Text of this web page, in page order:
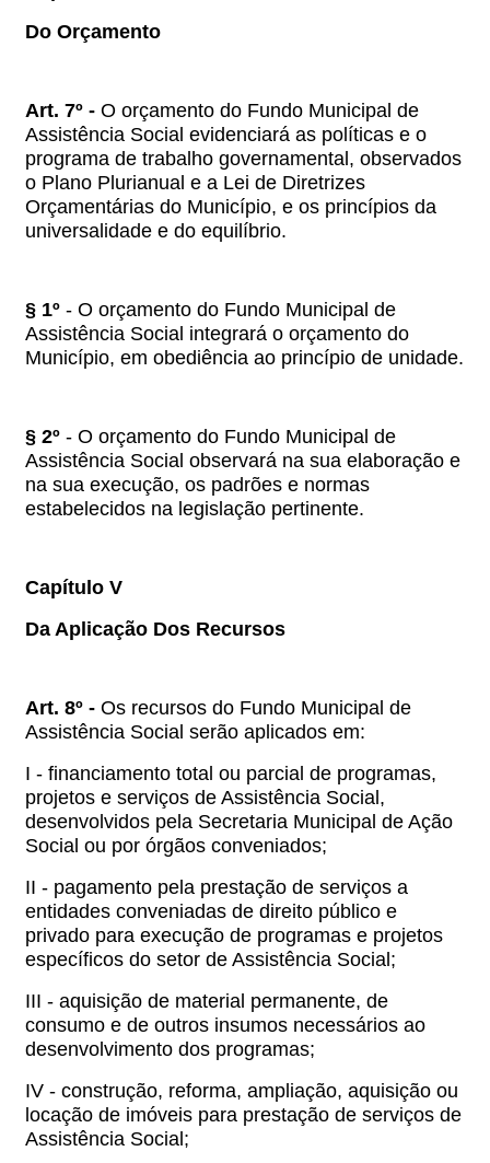
Do Orçamento
Art. 7º - O orçamento do Fundo Municipal de
Assistência Social evidenciará as políticas e o
programa de trabalho governamental, observados
o Plano Plurianual e a Lei de Diretrizes
Orçamentárias do Município, e os princípios da
universalidade e do equilíbrio.
§ 1º - O orçamento do Fundo Municipal de
Assistência Social integrará o orçamento do
Município, em obediência ao princípio de unidade.
§ 2º - O orçamento do Fundo Municipal de
Assistência Social observará na sua elaboração e
na sua execução, os padrões e normas
estabelecidos na legislação pertinente.
Capítulo V
Da Aplicação Dos Recursos
Art. 8º - Os recursos do Fundo Municipal de
Assistência Social serão aplicados em:
I - financiamento total ou parcial de programas,
projetos e serviços de Assistência Social,
desenvolvidos pela Secretaria Municipal de Ação
Social ou por órgãos conveniados;
II - pagamento pela prestação de serviços a
entidades conveniadas de direito público e
privado para execução de programas e projetos
específicos do setor de Assistência Social;
III - aquisição de material permanente, de
consumo e de outros insumos necessários ao
desenvolvimento dos programas;
IV - construção, reforma, ampliação, aquisição ou
locação de imóveis para prestação de serviços de
Assistência Social;